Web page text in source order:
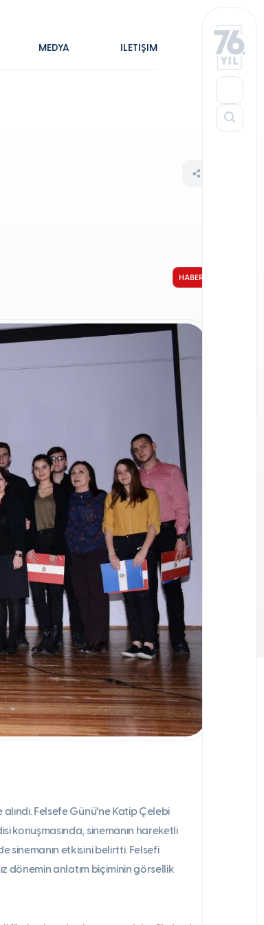
MEDYA İLETİŞİM
HABER
Felsefe Günü’ne Katip Çelebi
konuşmasında, sinemanın hareketli
sinemanın etkisini belirtti. Felsefi
dönemin anlatım biçiminin görsellik